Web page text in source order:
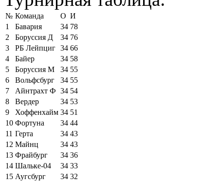
№ Команда О И
1
Бавария 34 78
2
Боруссия Д 34 76
3
РБ Лейпциг 34 66
4
Байер 34 58
5
Боруссия М 34 55
6
Вольфсбург 34 55
7
Айнтрахт Ф 34 54
8
Вердер 34 53
9
Хоффенхайм 34 51
10 Фортуна 34 44
11 Герта 34 43
12 Майнц 34 43
13 Фрайбург 34 36
14 Шальке-04 34 33
15 Аугсбург 34 32